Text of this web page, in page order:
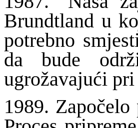
Brundtland u
potrebno
da bude
ugrožavajući
1989.